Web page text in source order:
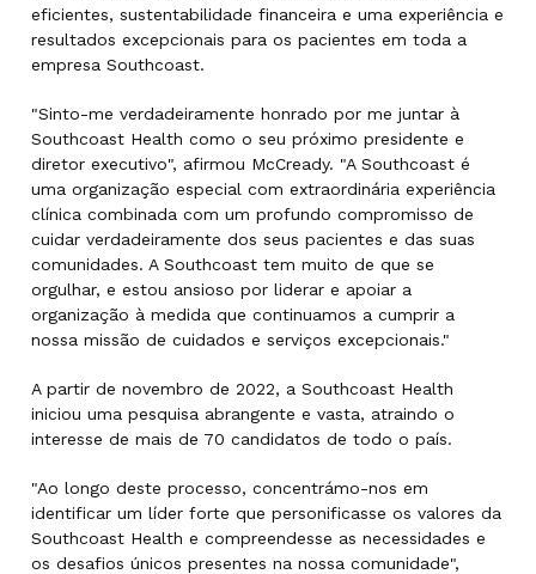
eficientes, sustentabilidade financeira e uma experiência e
resultados excepcionais para os pacientes em toda a
empresa Southcoast.
"Sinto-me verdadeiramente honrado por me juntar à
Southcoast Health como o seu próximo presidente e
diretor executivo", afirmou McCready. "A Southcoast é
uma organização especial com extraordinária experiência
clínica combinada com um profundo compromisso de
cuidar verdadeiramente dos seus pacientes e das suas
comunidades. A Southcoast tem muito de que se
orgulhar, e estou ansioso por liderar e apoiar a
organização à medida que continuamos a cumprir a
nossa missão de cuidados e serviços excepcionais."
A partir de novembro de 2022, a Southcoast Health
iniciou uma pesquisa abrangente e vasta, atraindo o
interesse de mais de 70 candidatos de todo o país.
"Ao longo deste processo, concentrámo-nos em
identificar um líder forte que personificasse os valores da
Southcoast Health e compreendesse as necessidades e
os desafios únicos presentes na nossa comunidade",